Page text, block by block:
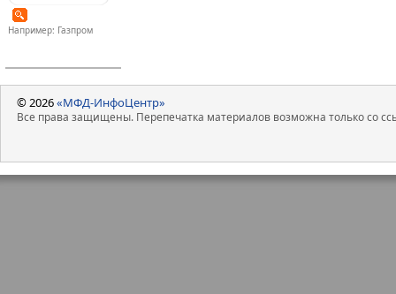
Например: Газпром
© 2026«МФД-ИнфоЦентр»
Все права защищены. Перепечатка материалов возможна только со